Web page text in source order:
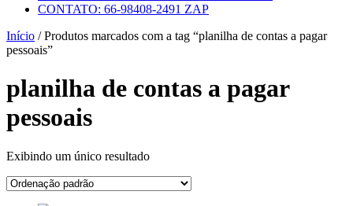
CONTATO: 66-98408-2491 ZAP
Início / Produtos marcados com a tag “planilha de contas a pagar
pessoais”
planilha de contas a pagar
pessoais
Exibindo um único resultado